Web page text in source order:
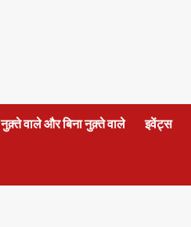
नुक़्ते वाले और बिना नुक़्ते वाले इवेंट्स